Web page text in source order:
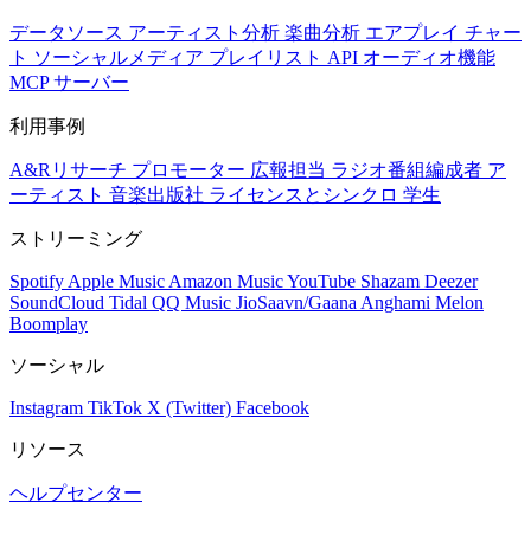
データソース アーティスト分析 楽曲分析 エアプレイ チャー
ト ソーシャルメディア プレイリスト API オーディオ機能
MCP サーバー
利用事例
A&Rリサーチ プロモーター 広報担当 ラジオ番組編成者 ア
ーティスト 音楽出版社 ライセンスとシンクロ 学生
ストリーミング
Spotify Apple Music Amazon MusicYouTube Shazam Deezer
SoundCloud Tidal QQ Music JioSaavn/Gaana Anghami Melon
Boomplay
ソーシャル
Instagram TikTok X (Twitter) Facebook
リソース
ヘルプセンター